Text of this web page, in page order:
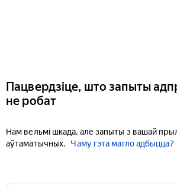
Пацвердзіце, што запыты
не робат
Нам вельмі шкада, але запыты з вашай
аўтаматычных.
Чаму гэта магло адбыцца?